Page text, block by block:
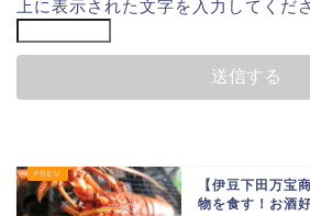
上に表示された文字を入力してくだ
【伊豆下田万宝
物を食す！お酒